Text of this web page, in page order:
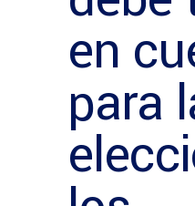
en
para